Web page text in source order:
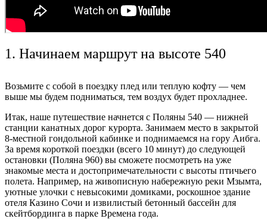
1. Начинаем маршрут на высоте 540
Возьмите с собой в поездку плед или теплую кофту — чем
выше мы будем подниматься, тем воздух будет прохладнее.
Итак, наше путешествие начнется с Поляны 540 — нижней
станции канатных дорог курорта. Занимаем место в закрытой
8-местной гондольной кабинке и поднимаемся на гору Аибга.
За время короткой поездки (всего 10 минут) до следующей
остановки (Поляна 960) вы сможете посмотреть на уже
знакомые места и достопримечательности с высоты птичьего
полета. Например, на живописную набережную реки Мзымта,
уютные улочки с невысокими домиками, роскошное здание
отеля Казино Сочи и извилистый бетонный бассейн для
скейтбординга в парке Времена года.